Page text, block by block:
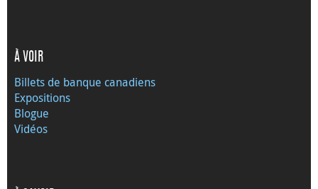
À VOIR
Billets de banque canadiens
Expositions
Blogue
Vidéos